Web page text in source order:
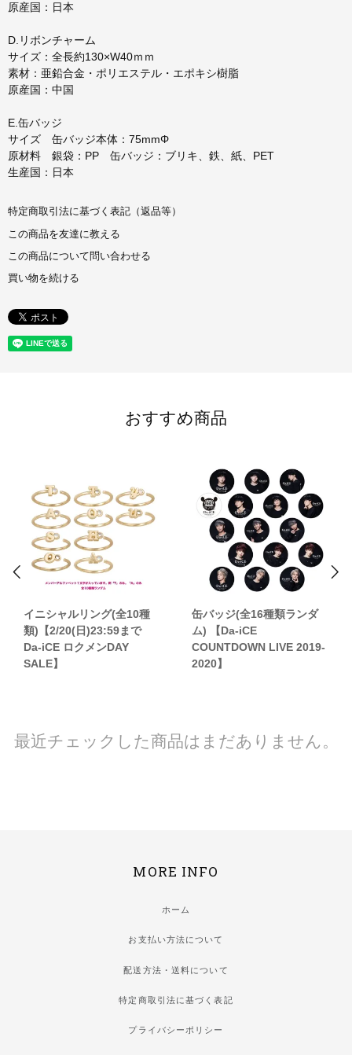
原産国：日本
D.リボンチャーム
サイズ：全長約130×W40ｍｍ
素材：亜鉛合金・ポリエステル・エポキシ樹脂
原産国：中国
E.缶バッジ
サイズ 缶バッジ本体：75mmΦ
原材料 銀袋：PP 缶バッジ：ブリキ、鉄、紙、PET
生産国：日本
特定商取引法に基づく表記（返品等）
この商品を友達に教える
この商品について問い合わせる
買い物を続ける
おすすめ商品
イニシャルリング(全10種
類)【2/20(日)23:59まで
Da-iCE ロクメンDAY
SALE】
缶バッジ(全16種類ランダ
ム) 【Da-iCE
COUNTDOWN LIVE 2019-
2020】
最近チェックした商品はまだありません。
MORE INFO
ホーム
お支払い方法について
配送方法・送料について
特定商取引法に基づく表記
プライバシーポリシー